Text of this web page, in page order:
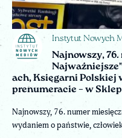
Instytut Nowych
Najnowszy,
ach, Księgarni Polskiej
prenumeracie – w
Najnowszy, 76. numer
wydaniem o państwie,